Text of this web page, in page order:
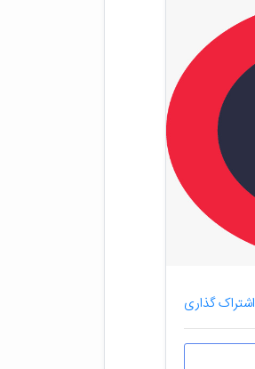
اشتراک گذاری